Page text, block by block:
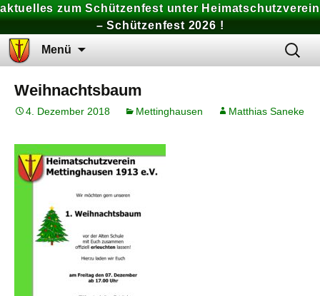
aktuelles zum Schützenfest unter Heimatschutzverein
– Schützenfest 2026 !
Menü
Suchen
nach:
Weihnachtsbaum
4. Dezember 2018 Mettinghausen Matthias Saneke